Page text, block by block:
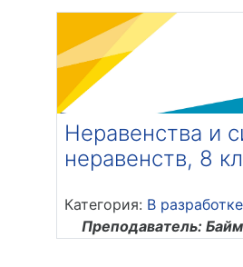
Александровна
Неравенства и
неравенств, 8
Категория: В разработке
Преподаватель: